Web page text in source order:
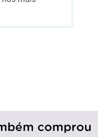
comprou